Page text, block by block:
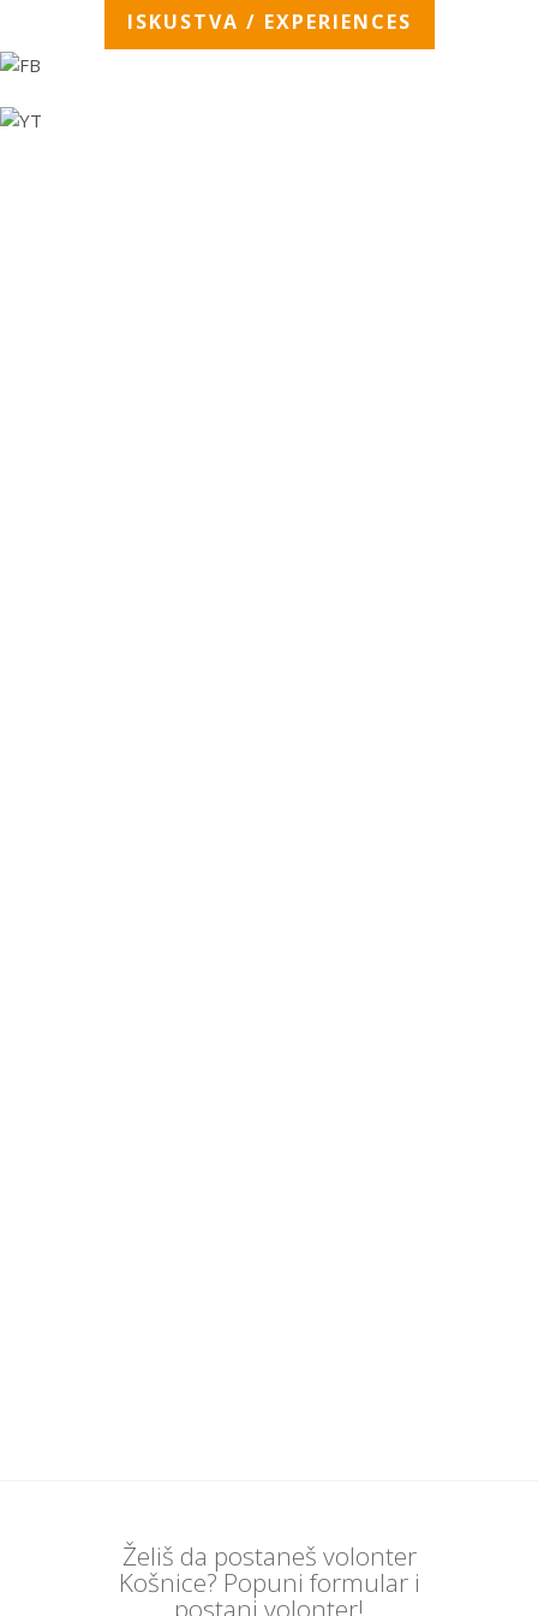
ISKUSTVA / EXPERIENCES
Želiš da postaneš volonter
Košnice? Popuni formular i
postani volonter!